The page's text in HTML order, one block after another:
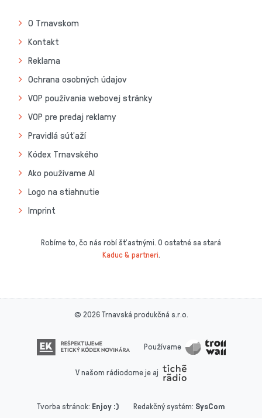
O Trnavskom
Kontakt
Reklama
Ochrana osobných údajov
VOP používania webovej stránky
VOP pre predaj reklamy
Pravidlá súťaží
Kódex Trnavského
Ako používame AI
Logo na stiahnutie
Imprint
Robíme to, čo nás robí šťastnými. O ostatné sa stará
Kaduc & partneri.
© 2026 Trnavská produkčná s.r.o.
Používame
V našom rádiodome je aj
Tvorba stránok: Enjoy :) Redakčný systém: SysCom